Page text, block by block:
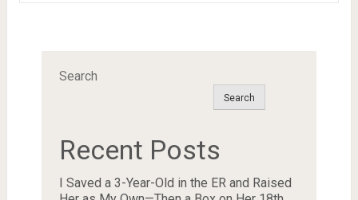
Search
Search
Recent Posts
I Saved a 3-Year-Old in the ER and Raised